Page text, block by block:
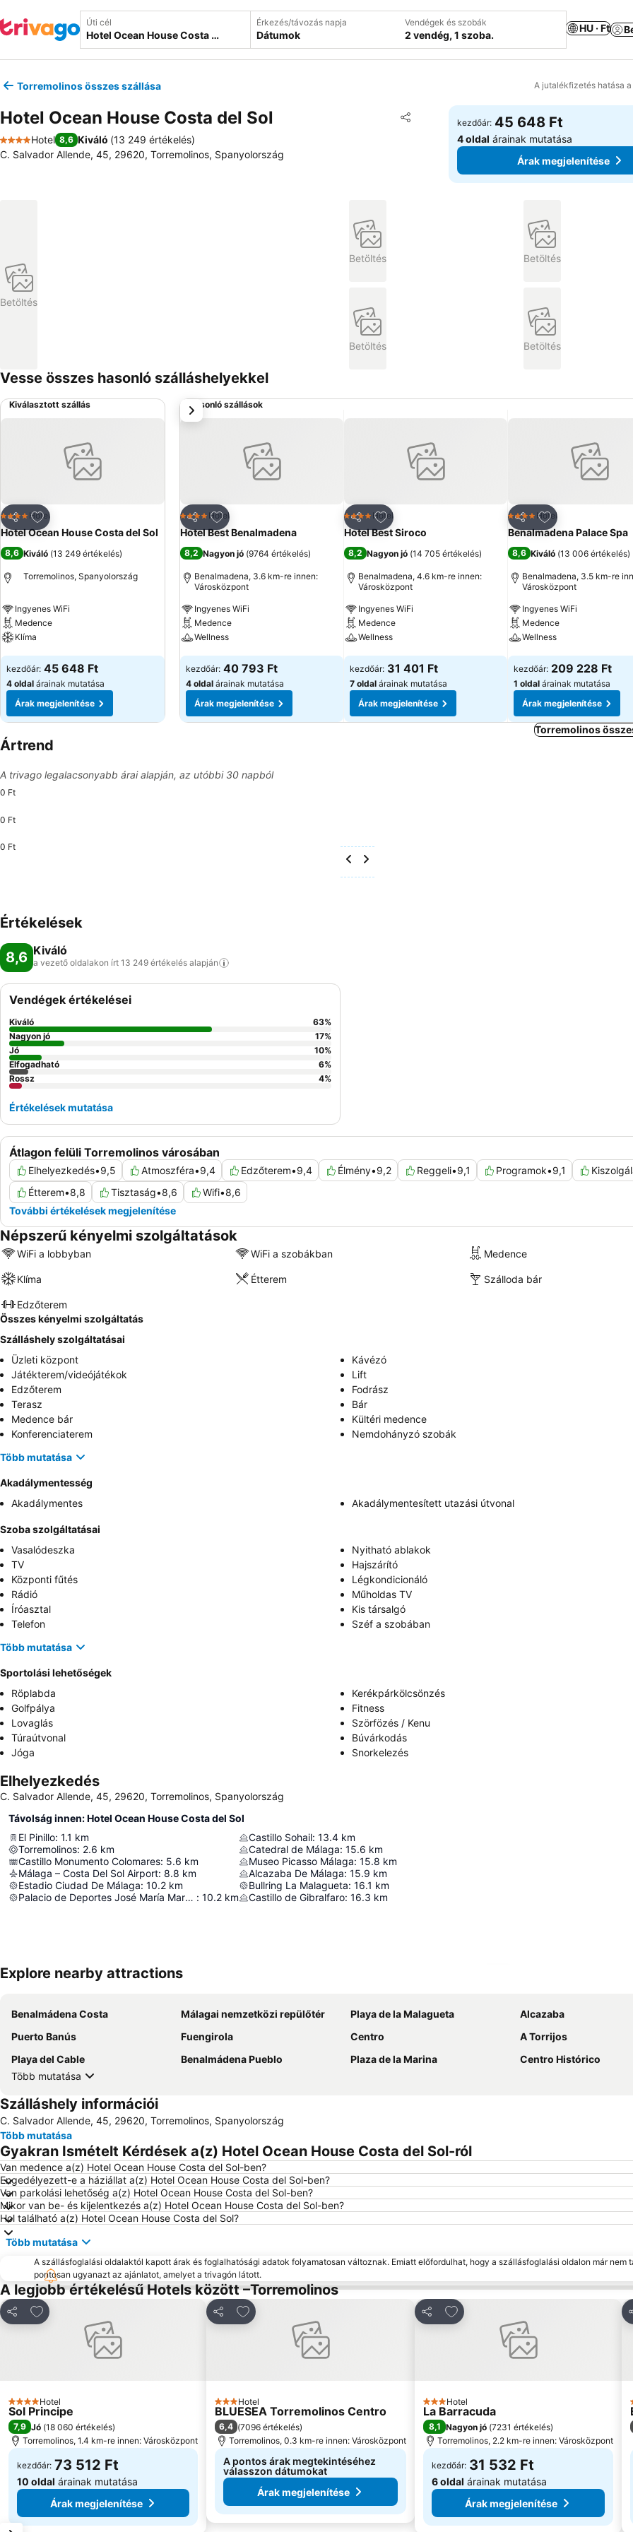
Úti cél Érkezés/távozás napja
Dátumok
Vendégek és szobák
2 vendég, 1 szoba.
HU · Ft
Torremolinos összes szállása A jutalékfizetés hatása
Hotel Ocean House Costa del Sol Megosztás
Hozzáadás a kedvencekhez
4 Kategória
Hotel 8,6 Kiváló (13 249 értékelés)
C. Salvador Allende, 45, 29620, Torremolinos, Spanyolország
kezdőár: 45 648 Ft
4 oldal árainak mutatása
Árak megjelenítése
Betöltés
Betöltés Betöltés
Betöltés Betöltés
Vesse összes hasonló szálláshelyekkel
Kiválasztott szállás
Megosztás
Hozzáadás a kedvencekhez
4 Kategória
Hotel
Hotel Ocean House Costa del Sol
8,6 Kiváló (13 249 értékelés)
Torremolinos, Spanyolország
Ingyenes WiFi
Medence
Klíma
Árak megjelenítése
kezdőár: 45 648 Ft
4 oldal árainak mutatása
Árak megjelenítése
Hasonló szállások
Megosztás
Hozzáadás a kedvencekhez
4 Kategória
Hotel
Hotel Best Benalmadena
8,2 Nagyon jó (9764 értékelés)
Benalmadena, 3.6 km-re innen:
Városközpont
Ingyenes WiFi
Medence
Wellness
Árak megjelenítése
kezdőár: 40 793 Ft
4 oldal árainak mutatása
Árak megjelenítése
Megosztás
Hozzáadás a kedvencekhez
4 Kategória
Hotel
Hotel Best Siroco
8,2 Nagyon jó (14 705 értékelés)
Benalmadena, 4.6 km-re innen:
Városközpont
Ingyenes WiFi
Medence
Wellness
Árak megjelenítése
kezdőár: 31 401 Ft
7 oldal árainak mutatása
Árak megjelenítése
Megosztás
Hozzáadás a
4 Kategória
Hotel
Benalmadena Palace Spa
8,6 Kiváló (13 006 értékelés)
Benalmadena, 3.5 km-re
Városközpont
Ingyenes WiFi
Medence
Wellness
Árak megjelenítése
kezdőár: 209 228 Ft
1 oldal árainak mutatása
Árak megjelenítése
következő
Torremolinos
Ártrend
A trivago legalacsonyabb árai alapján, az utóbbi 30 napból
0 Ft
0 Ft
0 Ft
Értékelések
8,6 Kiváló
a vezető oldalakon írt 13 249 értékelés alapján
Átlagon felüli Torremolinos városában
Elhelyezkedés•9,5 Atmoszféra•9,4 Edzőterem•9,4 Élmény•9,2 Reggeli•9,1 Programok•9,1
Étterem•8,8 Tisztaság•8,6 Wifi•8,6
További értékelések megjelenítése
Vendégek értékelései
Kiváló 63%
Nagyon jó
17%
Jó
10%
Elfogadható
6%
Rossz
4%
Értékelések mutatása
Népszerű kényelmi szolgáltatások
WiFi a lobbyban WiFi a szobákban Medence
Klíma Étterem Szálloda bár
Edzőterem
Összes kényelmi szolgáltatás
Szálláshely szolgáltatásai
Üzleti központ
Kávézó
Játékterem/videójátékok
Lift
Edzőterem
Fodrász
Terasz
Bár
Medence bár
Kültéri medence
Konferenciaterem
Nemdohányzó szobák
Több mutatása
Akadálymentesség
Akadálymentes
Akadálymentesített utazási útvonal
Szoba szolgáltatásai
Vasalódeszka
Nyitható ablakok
TV
Hajszárító
Központi fűtés
Légkondicionáló
Rádió
Műholdas TV
Íróasztal
Kis társalgó
Telefon
Széf a szobában
Több mutatása
Sportolási lehetőségek
Röplabda
Kerékpárkölcsönzés
Golfpálya
Fitness
Lovaglás
Szörfözés / Kenu
Túraútvonal
Búvárkodás
Jóga
Snorkelezés
Elhelyezkedés
C. Salvador Allende, 45, 29620, Torremolinos, Spanyolország
Távolság innen: Hotel Ocean House Costa del Sol
El Pinillo: 1.1 km
Torremolinos: 2.6 km
Castillo Monumento Colomares: 5.6 km
Málaga – Costa Del Sol Airport: 8.8 km
Estadio Ciudad De Málaga: 10.2 km
Palacio de Deportes José María Martín Carpena : 10.2 km
Castillo Sohail: 13.4 km
Catedral de Málaga: 15.6 km
Museo Picasso Málaga: 15.8 km
Alcazaba De Málaga: 15.9 km
Bullring La Malagueta: 16.1 km
Castillo de Gibralfaro: 16.3 km
Explore nearby attractions
Benalmádena Costa Málagai nemzetközi repülőtér Playa de la Malagueta
Alcazaba
Puerto Banús
Fuengirola Centro
A Torrijos
Playa del Cable
Benalmádena Pueblo Plaza de la Marina
Centro Histórico
Több mutatása
Szálláshely információi
C. Salvador Allende, 45, 29620, Torremolinos, Spanyolország
Több mutatása
Gyakran Ismételt Kérdések a(z) Hotel Ocean House Costa del Sol-ról
Van medence a(z) Hotel Ocean House Costa del Sol-ben?
Engedélyezett-e a háziállat a(z) Hotel Ocean House Costa del Sol-ben?
Van parkolási lehetőség a(z) Hotel Ocean House Costa del Sol-ben?
Mikor van be- és kijelentkezés a(z) Hotel Ocean House Costa del Sol-ben?
Hol található a(z) Hotel Ocean House Costa del Sol?
Több mutatása
A szállásfoglalási oldalaktól kapott árak és foglalhatósági adatok folyamatosan változnak. Emiatt előfordulhat, hogy a szállásfoglalási oldalon már nem
pontosan ugyanazt az ajánlatot, amelyet a trivagón látott.
A legjobb értékelésű Hotels között –Torremolinos
Megosztás
Hozzáadás a kedvencekhez
4 Kategória
Hotel
Sol Principe
7,9 Jó (18 060 értékelés)
Torremolinos, 1.4 km-re innen: Városközpont
kezdőár: 73 512 Ft
10 oldal árainak mutatása
Árak megjelenítése
Megosztás
Hozzáadás a kedvencekhez
3 Kategória
Hotel
BLUESEA Torremolinos Centro
6,4 (7096 értékelés)
Torremolinos, 0.3 km-re innen: Városközpont
A pontos árak megtekintéséhez
válasszon dátumokat
Árak megjelenítése
Megosztás
Hozzáadás a kedvencekhez
3 Kategória
Hotel
La Barracuda
8,1 Nagyon jó (7231 értékelés)
Torremolinos, 2.2 km-re innen: Városközpont
kezdőár: 31 532 Ft
6 oldal árainak mutatása
Árak megjelenítése